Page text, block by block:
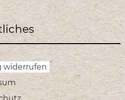
widerrufen